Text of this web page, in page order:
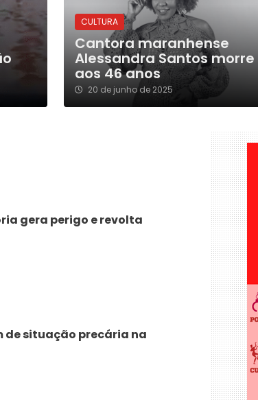
CULTURA
Cantora maranhense
Alessandra Santos morre
aos 46 anos
20 de junho de 2025
gera perigo e revolta
de situação precária na